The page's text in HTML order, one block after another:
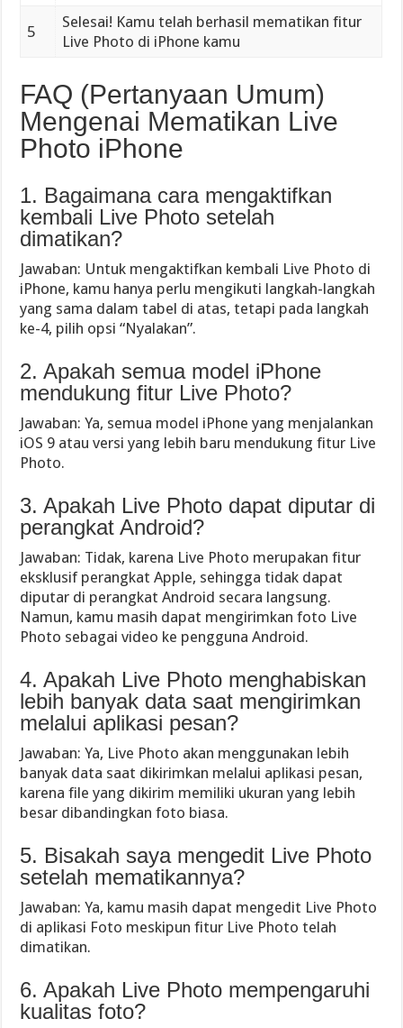
5
Selesai! Kamu telah berhasil mematikan fitur
Live Photo di iPhone kamu
FAQ (Pertanyaan Umum)
Mengenai Mematikan Live
Photo iPhone
1. Bagaimana cara mengaktifkan
kembali Live Photo setelah
dimatikan?
Jawaban: Untuk mengaktifkan kembali Live Photo di
iPhone, kamu hanya perlu mengikuti langkah-langkah
yang sama dalam tabel di atas, tetapi pada langkah
ke-4, pilih opsi “Nyalakan”.
2. Apakah semua model iPhone
mendukung fitur Live Photo?
Jawaban: Ya, semua model iPhone yang menjalankan
iOS 9 atau versi yang lebih baru mendukung fitur Live
Photo.
3. Apakah Live Photo dapat diputar di
perangkat Android?
Jawaban: Tidak, karena Live Photo merupakan fitur
eksklusif perangkat Apple, sehingga tidak dapat
diputar di perangkat Android secara langsung.
Namun, kamu masih dapat mengirimkan foto Live
Photo sebagai video ke pengguna Android.
4. Apakah Live Photo menghabiskan
lebih banyak data saat mengirimkan
melalui aplikasi pesan?
Jawaban: Ya, Live Photo akan menggunakan lebih
banyak data saat dikirimkan melalui aplikasi pesan,
karena file yang dikirim memiliki ukuran yang lebih
besar dibandingkan foto biasa.
5. Bisakah saya mengedit Live Photo
setelah mematikannya?
Jawaban: Ya, kamu masih dapat mengedit Live Photo
di aplikasi Foto meskipun fitur Live Photo telah
dimatikan.
6. Apakah Live Photo mempengaruhi
kualitas foto?